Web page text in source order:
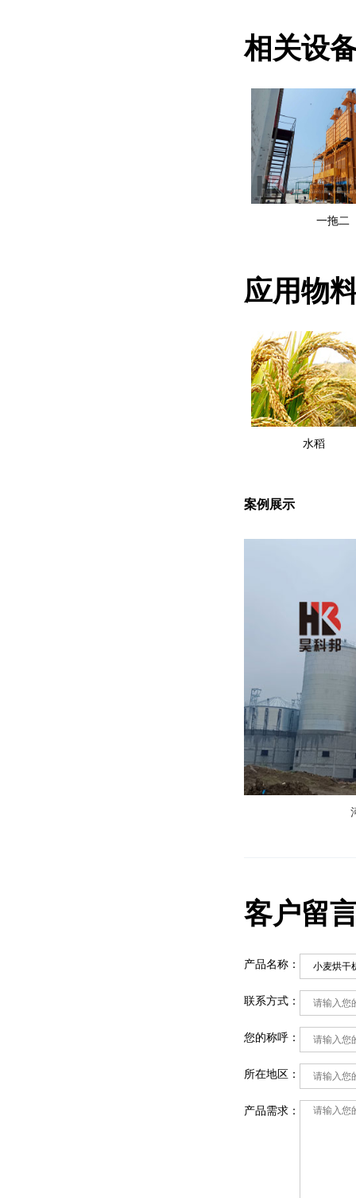
相关设
一拖二
应用物
水稻
案例展示
客户留
产品名称：
联系方式：
您的称呼：
所在地区：
产品需求：